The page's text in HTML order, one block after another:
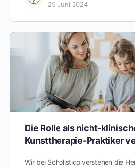
25 Juni 2024
Die Rolle als nicht-
Kunsttherapie-Praktiker
Wir bei Scholistico verstehen die